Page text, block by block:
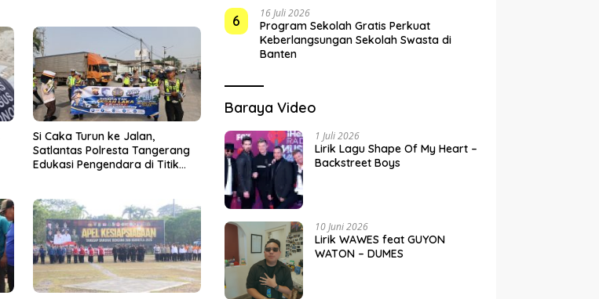
Si Caka Turun ke Jalan,
Satlantas Polresta Tangerang
Edukasi Pengendara di Titik
6 16 Juli 2026
Program Sekolah Gratis Perkuat
Keberlangsungan Sekolah Swasta di
Banten
Baraya Video
1 Juli 2026
Lirik Lagu Shape Of My Heart –
Backstreet Boys
10 Juni 2026
Lirik WAWES feat GUYON
WATON – DUMES